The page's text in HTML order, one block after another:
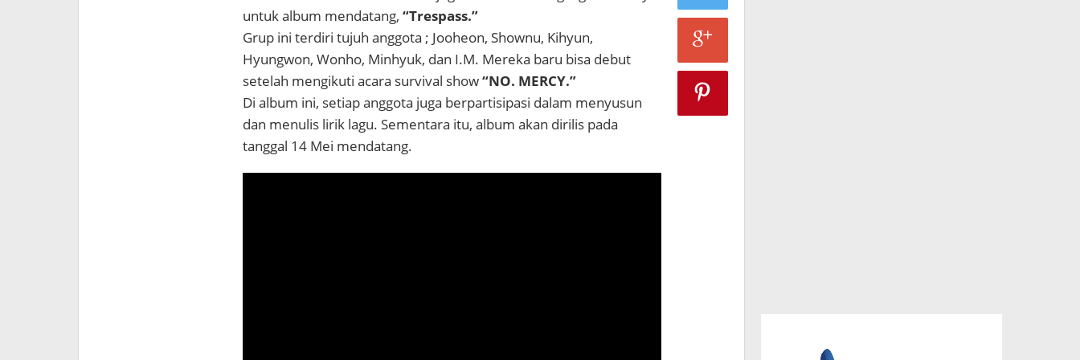
untuk album mendatang, “Trespass.”
Grup ini terdiri tujuh anggota ; Jooheon, Shownu, Kihyun,
Hyungwon, Wonho, Minhyuk, dan I.M. Mereka baru bisa debut
setelah mengikuti acara survival show“NO. MERCY.”
Di album ini, setiap anggota juga berpartisipasi dalam menyusun
dan menulis lirik lagu. Sementara itu, album akan dirilis pada
tanggal 14 Mei mendatang.